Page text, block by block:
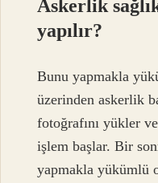
Askerlik
yapılır?
Bunu yapmakla
üzerinden askerlik
fotoğrafını yükler
işlem başlar. Bir
yapmakla yükümlü